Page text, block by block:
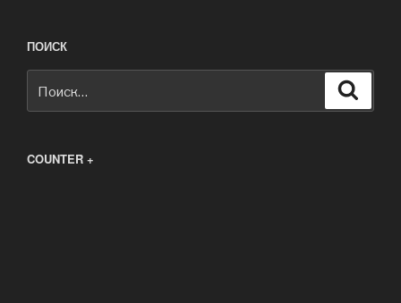
ПОИСК
COUNTER +